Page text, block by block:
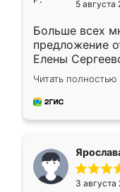
5 августа
Больше всех
предложение
Елены
короткие
для замера
предложил по
Читать полностью
3 августа